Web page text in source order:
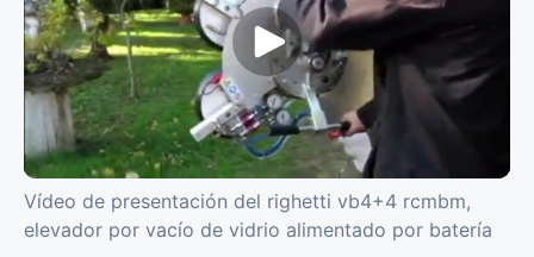
Vídeo de presentación del righetti vb4+4 rcmbm,
elevador por vacío de vidrio alimentado por batería